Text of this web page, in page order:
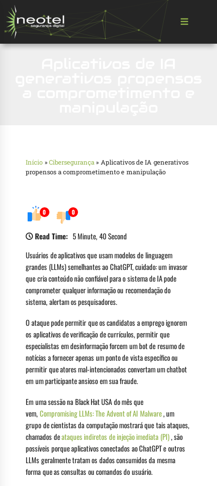
Início »Cibersegurança » Aplicativos de IA generativos
propensos a comprometimento e manipulação
0 0
Read Time: 5 Minute, 40 Second
Usuários de aplicativos que usam modelos de linguagem
grandes (LLMs) semelhantes ao ChatGPT, cuidado: um invasor
que cria conteúdo não confiável para o sistema de IA pode
comprometer qualquer informação ou recomendação do
sistema, alertam os pesquisadores.
O ataque pode permitir que os candidatos a emprego ignorem
os aplicativos de verificação de currículos, permitir que
especialistas em desinformação forcem um bot de resumo de
notícias a fornecer apenas um ponto de vista específico ou
permitir que atores mal-intencionados convertam um chatbot
em um participante ansioso em sua fraude.
Em uma sessão na Black Hat USA do mês que
vem,Compromising LLMs: The Advent of AI Malware, um
grupo de cientistas da computação mostrará que tais ataques,
chamados deataques indiretos de injeção imediata (PI), são
possíveis porque aplicativos conectados ao ChatGPT e outros
LLMs geralmente tratam os dados consumidos da mesma
forma que as consultas ou comandos do usuário.